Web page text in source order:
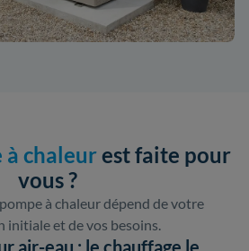
à chaleurest faite pour
vous ?
à chaleur dépend de votre
initiale et de vos besoins.
air-eau : le chauffage le